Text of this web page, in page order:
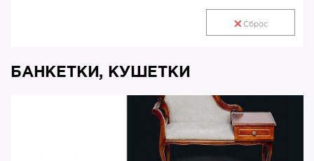
Сброс
БАНКЕТКИ, КУШЕТКИ